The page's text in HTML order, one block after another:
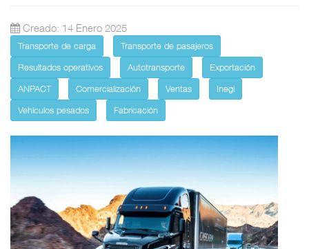
Creado: 14 Enero 2025
Transporte de carga
Transporte de pasajeros
Resultados operativos
Autotransporte
Exportación
ANPACT
Comercialización Ventas
Inegi
Vehículos pesados
Fabricación